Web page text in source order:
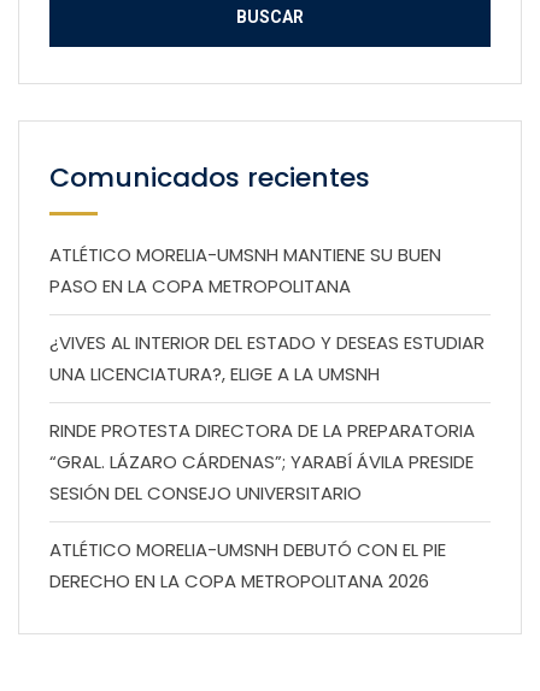
Comunicados recientes
ATLÉTICO MORELIA-UMSNH MANTIENE SU BUEN
PASO EN LA COPA METROPOLITANA
¿VIVES AL INTERIOR DEL ESTADO Y DESEAS ESTUDIAR
UNA LICENCIATURA?, ELIGE A LA UMSNH
RINDE PROTESTA DIRECTORA DE LA PREPARATORIA
“GRAL. LÁZARO CÁRDENAS”; YARABÍ ÁVILA PRESIDE
SESIÓN DEL CONSEJO UNIVERSITARIO
ATLÉTICO MORELIA-UMSNH DEBUTÓ CON EL PIE
DERECHO EN LA COPA METROPOLITANA 2026